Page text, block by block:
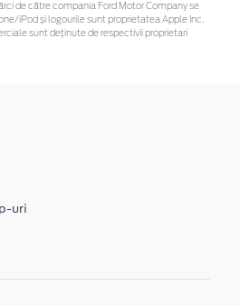
de către compania Ford Motor Company se
iPod și logourile sunt proprietatea Apple Inc.
sunt deținute de respectivii proprietari
uri